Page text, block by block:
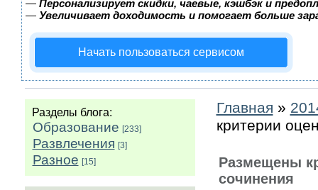
— Персонализирует скидки, чаевые, кэшбэк и
— Увеличивает доходимость и помогает больше
Начать пользоваться сервисом
Разделы блога:
Образование [233]
Развлечения [3]
Разное [15]
Главная »
критерии
Размещены
сочинения